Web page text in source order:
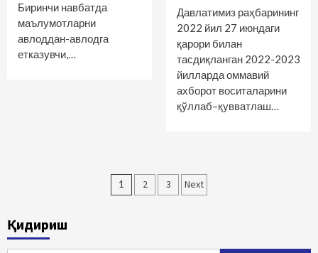
Биринчи навбатда
маълумотларни
авлоддан-авлодга
етказувчи,…
Давлатимиз раҳбарининг
2022 йил 27 июндаги
қарори билан
тасдиқланган 2022-2023
йилларда оммавий
ахборот воситаларини
қўллаб–қувватлаш…
Maqolalar
1 2 3 Next
Қидириш